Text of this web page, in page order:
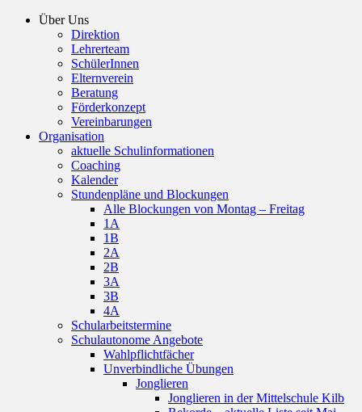
Über Uns
Direktion
Lehrerteam
SchülerInnen
Elternverein
Beratung
Förderkonzept
Vereinbarungen
Organisation
aktuelle Schulinformationen
Coaching
Kalender
Stundenpläne und Blockungen
Alle Blockungen von Montag – Freitag
1A
1B
2A
2B
3A
3B
4A
Schularbeitstermine
Schulautonome Angebote
Wahlpflichtfächer
Unverbindliche Übungen
Jonglieren
Jonglieren in der Mittelschule Kilb